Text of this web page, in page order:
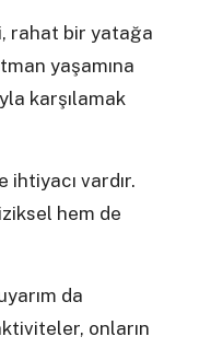
rahat bir yatağa
yaşamına
karşılamak
ihtiyacı vardır.
hem de
da
onların